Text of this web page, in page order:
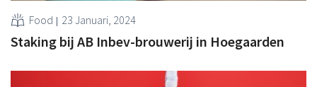
Food 23 Januari, 2024
Staking bij AB Inbev-brouwerij in Hoegaarden